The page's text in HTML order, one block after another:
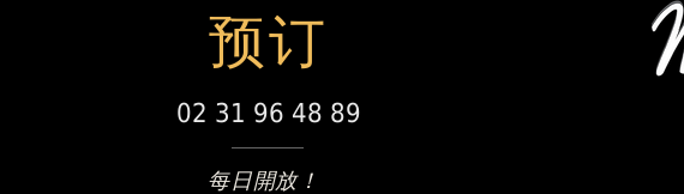
预订
02 31 96 48 89
每日開放！